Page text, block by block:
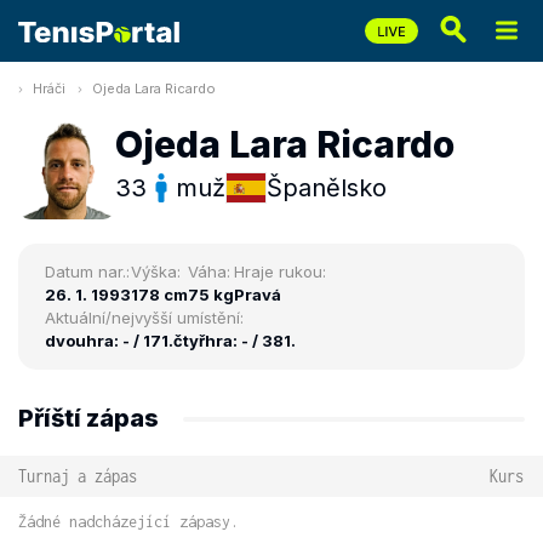
Hráči Ojeda Lara Ricardo
Ojeda Lara Ricardo
33 muž Španělsko
Datum nar.:
26. 1. 1993
Výška:
178 cm
Váha:
75 kg
Hraje rukou:
Pravá
Aktuální/nejvyšší umístění:
dvouhra: - / 171.čtyřhra: - / 381.
Příští zápas
Turnaj a zápas Kurs
Žádné nadcházející zápasy.